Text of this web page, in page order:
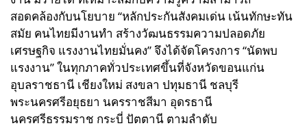
สอดคล้องกับนโยบาย “หลักประกันสังคมเด่น เน้นทักษะทัน
สมัย คนไทยมีงานทำ สร้างวัฒนธรรมความปลอดภัย
เศรษฐกิจ แรงงานไทยมั่นคง” จึงได้จัดโครงการ “นัดพบ
แรงงาน” ในทุกภาคทั่วประเทศขึ้นที่จังหวัดขอนแก่น
อุบลราชธานี เชียงใหม่ สงขลา ปทุมธานี ชลบุรี
พระนครศรีอยุธยา นครราชสีมา อุดรธานี
นครศรีธรรมราช กระบี่ ปัตตานี ตามลำดับ